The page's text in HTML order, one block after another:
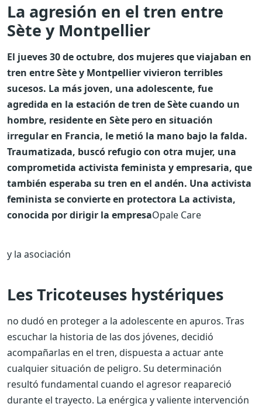
La agresión en el tren entre
Sète y Montpellier
El jueves 30 de octubre, dos mujeres que viajaban en
tren entre Sète y Montpellier vivieron terribles
sucesos. La más joven, una adolescente, fue
agredida en la estación de tren de Sète cuando un
hombre, residente en Sète pero en situación
irregular en Francia, le metió la mano bajo la falda.
Traumatizada, buscó refugio con otra mujer, una
comprometida activista feminista y empresaria, que
también esperaba su tren en el andén. Una activista
feminista se convierte en protectora La activista,
conocida por dirigir la empresaOpale Care
y la asociación
Les Tricoteuses hystériques
no dudó en proteger a la adolescente en apuros. Tras
escuchar la historia de las dos jóvenes, decidió
acompañarlas en el tren, dispuesta a actuar ante
cualquier situación de peligro. Su determinación
resultó fundamental cuando el agresor reapareció
durante el trayecto. La enérgica y valiente intervención